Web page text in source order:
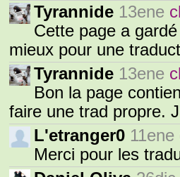
Tyrannide 13ene
Cette page a
mieux pour une
Tyrannide 13ene
Bon la page
faire une trad propre.
L'etranger0 11ene
Merci pour les